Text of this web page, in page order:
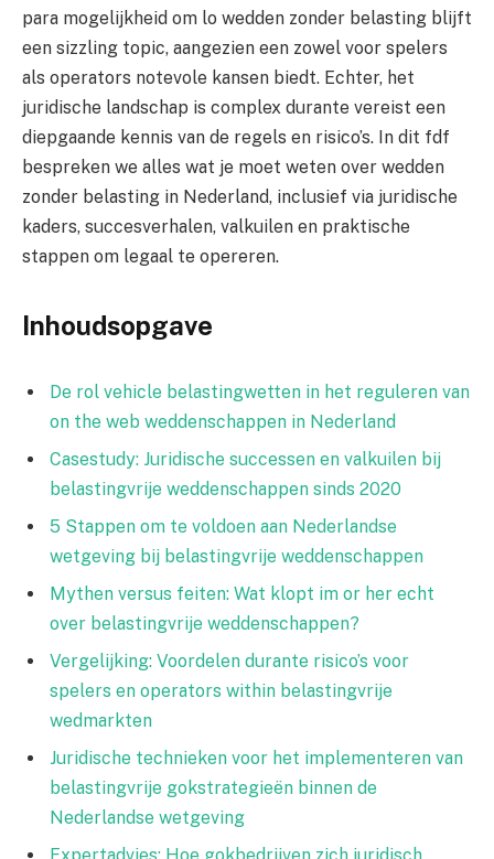
para mogelijkheid om lo wedden zonder belasting blijft
een sizzling topic, aangezien een zowel voor spelers
als operators notevole kansen biedt. Echter, het
juridische landschap is complex durante vereist een
diepgaande kennis van de regels en risico’s. In dit fdf
bespreken we alles wat je moet weten over wedden
zonder belasting in Nederland, inclusief via juridische
kaders, succesverhalen, valkuilen en praktische
stappen om legaal te opereren.
Inhoudsopgave
De rol vehicle belastingwetten in het reguleren van
on the web weddenschappen in Nederland
Casestudy: Juridische successen en valkuilen bij
belastingvrije weddenschappen sinds 2020
5 Stappen om te voldoen aan Nederlandse
wetgeving bij belastingvrije weddenschappen
Mythen versus feiten: Wat klopt im or her echt
over belastingvrije weddenschappen?
Vergelijking: Voordelen durante risico’s voor
spelers en operators within belastingvrije
wedmarkten
Juridische technieken voor het implementeren van
belastingvrije gokstrategieën binnen de
Nederlandse wetgeving